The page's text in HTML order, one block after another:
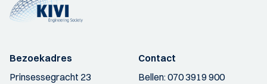
Bezoekadres
Prinsessegracht 23
Contact
Bellen:070 3919 900